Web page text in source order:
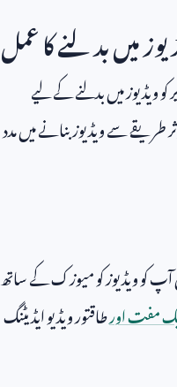
میں بدلنے کا عمل
ویڈیوز میں بدلنے کے لیے
طریقے سے ویڈیوز بنانے میں مدد
آپ کو ویڈیوز کو میوزک کے ساتھ
مفت اورطاقتور ویڈیو ایڈیٹنگ